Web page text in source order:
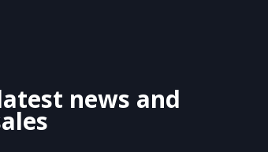
news and